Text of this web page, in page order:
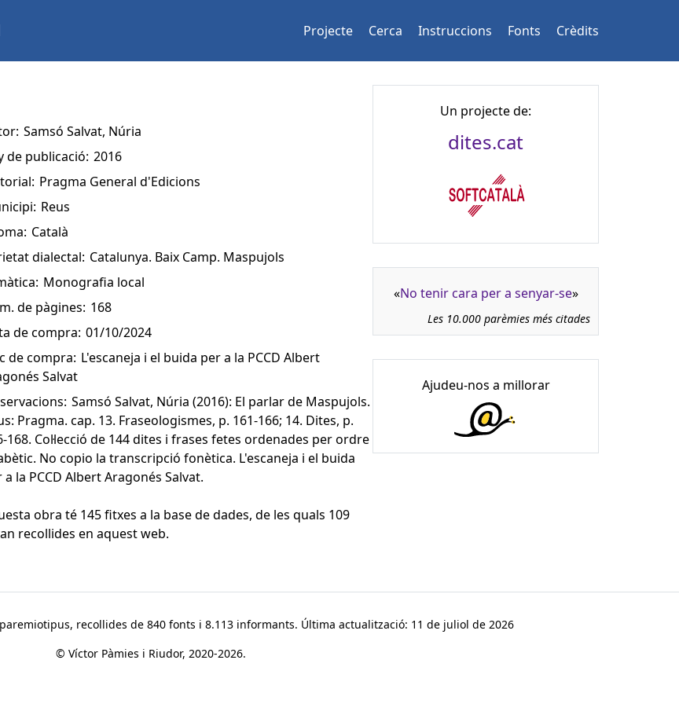
Projecte Cerca Instruccions Fonts Crèdits
Samsó Salvat, Núria
de publicació: 2016
Pragma General d'Edicions
Reus
Català
dialectal: Catalunya. Baix Camp. Maspujols
Monografia local
de pàgines: 168
de compra: 01/10/2024
de compra: L'escaneja i el buida per a la PCCD Albert
Salvat
Samsó Salvat, Núria (2016): El parlar de Maspujols.
Pragma. cap. 13. Fraseologismes, p. 161-166; 14. Dites, p.
168. Col·lecció de 144 dites i frases fetes ordenades per ordre
No copio la transcripció fonètica. L'escaneja i el buida
a la PCCD Albert Aragonés Salvat.
obra té 145 fitxes a la base de dades, de les quals 109
recollides en aquest web.
Un projecte de:
dites.cat
«No tenir cara per a senyar-se»
Les 10.000 parèmies més citades
Ajudeu-nos a millorar
recollides de 840 fonts i 8.113 informants. Última actualització: 11 de juliol de 2026
© Víctor Pàmies i Riudor, 2020-2026.